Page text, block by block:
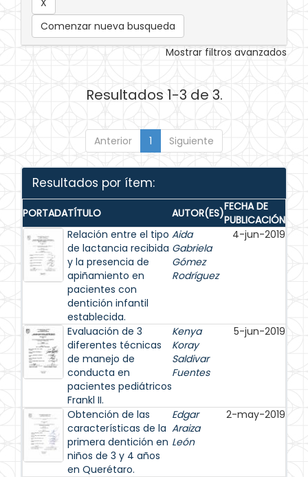
Comenzar nueva busqueda
Mostrar filtros avanzados
Resultados 1-3 de 3.
Anterior 1 Siguiente
Resultados por ítem:
PORTADATÍTULO AUTOR(ES)FECHA DE
PUBLICACIÓN
Relación entre el tipo
de lactancia recibida
y la presencia de
apiñamiento en
pacientes con
dentición infantil
establecida.
Aida
Gabriela
Gómez
Rodríguez
4-jun-2019
Evaluación de 3
diferentes técnicas
de manejo de
conducta en
pacientes pediátricos
Frankl II.
Kenya
Koray
Saldivar
Fuentes
5-jun-2019
Obtención de las
características de la
primera dentición en
niños de 3 y 4 años
en Querétaro.
Edgar
Araiza
León
2-may-2019